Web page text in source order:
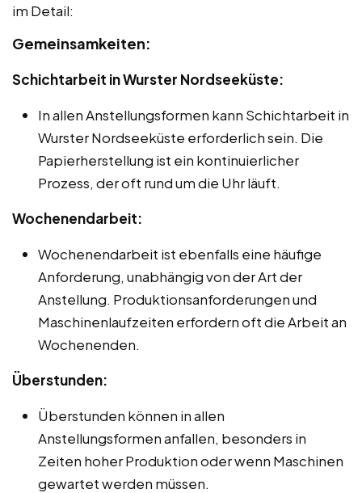
im Detail:
Gemeinsamkeiten:
Schichtarbeit in Wurster Nordseeküste:
In allen Anstellungsformen kann Schichtarbeit in
Wurster Nordseeküste erforderlich sein. Die
Papierherstellung ist ein kontinuierlicher
Prozess, der oft rund um die Uhr läuft.
Wochenendarbeit:
Wochenendarbeit ist ebenfalls eine häufige
Anforderung, unabhängig von der Art der
Anstellung. Produktionsanforderungen und
Maschinenlaufzeiten erfordern oft die Arbeit an
Wochenenden.
Überstunden:
Überstunden können in allen
Anstellungsformen anfallen, besonders in
Zeiten hoher Produktion oder wenn Maschinen
gewartet werden müssen.